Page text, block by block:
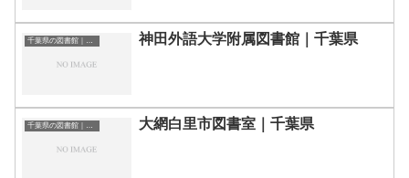
千葉県の図書館｜勉強できる場所 神田外語大学附属図書館｜千葉県
千葉県の図書館｜勉強できる場所 大網白里市図書室｜千葉県